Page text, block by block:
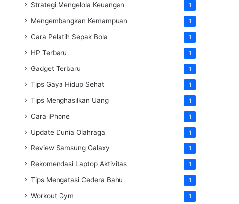
Strategi Mengelola Keuangan 1
Mengembangkan Kemampuan 1
Cara Pelatih Sepak Bola 1
HP Terbaru 1
Gadget Terbaru 1
Tips Gaya Hidup Sehat 1
Tips Menghasilkan Uang 1
Cara iPhone 1
Update Dunia Olahraga 1
Review Samsung Galaxy 1
Rekomendasi Laptop Aktivitas 1
Tips Mengatasi Cedera Bahu 1
Workout Gym 1